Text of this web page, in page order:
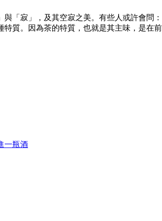
「寂」，及其空寂之美。有些人或許會問
質。因為茶的特質，也就是其主味，是在
一瓶酒